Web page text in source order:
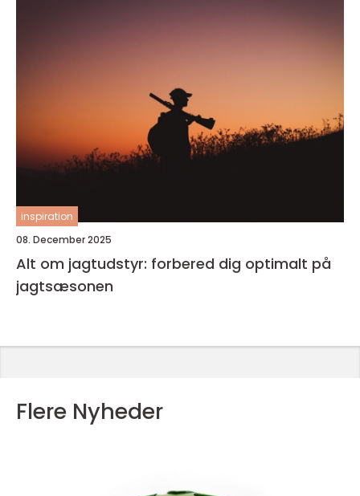
inspiration
08. December 2025
Alt om jagtudstyr: forbered dig optimalt på
jagtsæsonen
Flere Nyheder